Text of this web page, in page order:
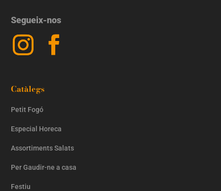
Segueix-nos
Catàlegs
Petit Fogó
Especial Horeca
Assortiments Salats
Per Gaudir-ne a casa
Festiu